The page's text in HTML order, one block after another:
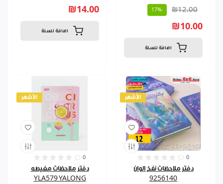
₪14.00
اضافة للسلة
₪12.00
-17%
₪10.00
اضافة للسلة
الأشهر
0
دفتر ملاحظات مغيطه
YLA579 YALONG
الأشهر
0
دفتر ملاحظات نفخ الوان
9256140